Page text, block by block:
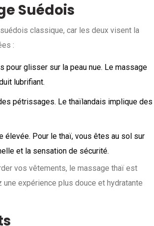
Suédois
classique, car les deux visent la
:
glisser sur la peau nue. Le massage
lubrifiant.
pétrissages. Le thaïlandais implique des
élevée. Pour le thaï, vous êtes au sol sur
et la sensation de sécurité.
vos vêtements, le massage thaï est
expérience plus douce et hydratante